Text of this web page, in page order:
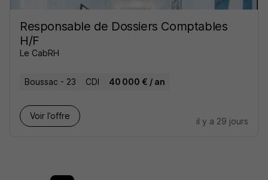
Responsable de Dossiers Comptables
H/F
Le CabRH
Boussac - 23 CDI 40 000 € / an
Voir l’offre
il y a 29 jours